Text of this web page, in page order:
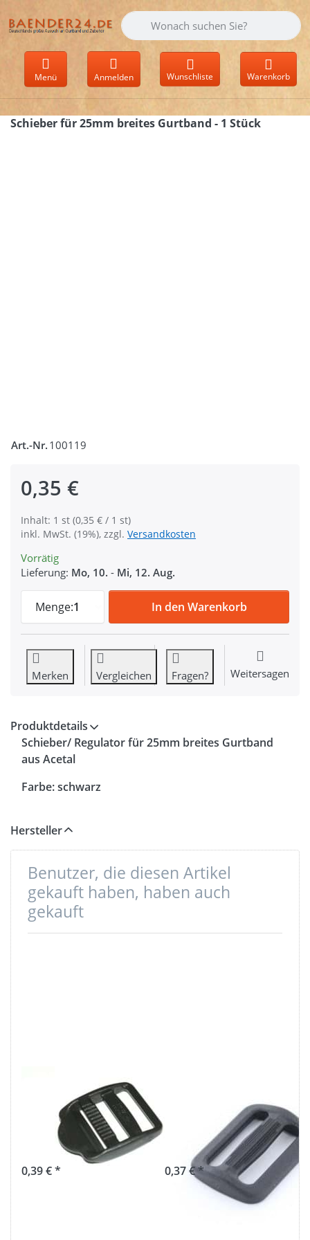
Geben Sie einen Suchbegriff ein.
Menü Anmelden Wunschliste Warenkorb
Schieber für 25mm breites Gurtband - 1 Stück
Art.-Nr. 100119
0,35 €
Inhalt: 1 st (0,35 € / 1 st)
inkl. MwSt. (19%), zzgl. Versandkosten
Vorrätig
Lieferung: Mo, 10. - Mi, 12. Aug.
Menge:1
Schieber für 25mm breites Gurtband - 1
In den Warenkorb
Merken Vergleichen Fragen? Weitersagen
Produktdetails
Schieber/ Regulator für 25mm breites Gurtband
aus Acetal
Farbe: schwarz
Hersteller
Benutzer, die diesen Artikel
gekauft haben, haben auch
gekauft
Spannschnalle -
25mm
Durchlass - 1
Stück
0,39 € *
Nylon - 25mm
Durchlass - 1
Stück
0,37 € *